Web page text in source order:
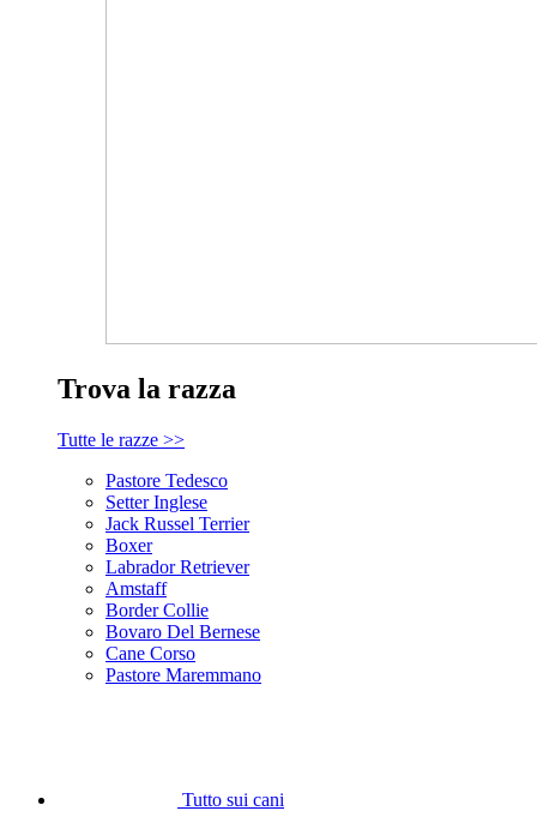
Trova la razza
Tutte le razze >>
Pastore Tedesco
Setter Inglese
Jack Russel Terrier
Boxer
Labrador Retriever
Amstaff
Border Collie
Bovaro Del Bernese
Cane Corso
Pastore Maremmano
Tutto sui cani